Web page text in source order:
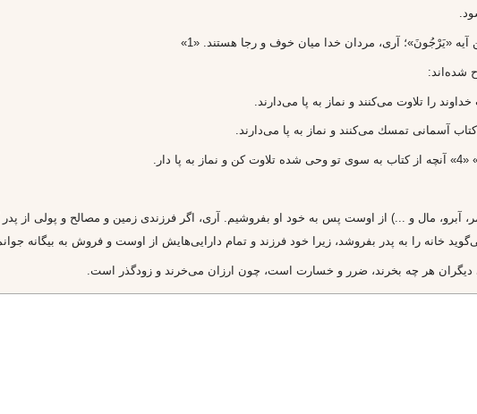
«يَرْجُونَ»؛ آرى، مردان خدا ميان خوف و رجا هستند. «1»
شده‌اند:
دار.
آبرو، مال و ...) از اوست پس به خود او بفروشيم. آرى، اگر فرزندى زمين و مصالح و پولى
خانه را به پدر بفروشد، زيرا خود فرزند و تمام دارايى‌هايش از اوست و فروش به بيگانه